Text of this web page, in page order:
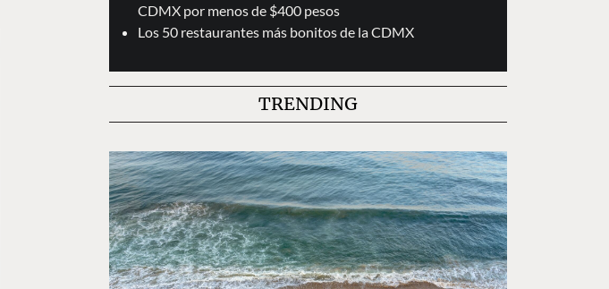
CDMX por menos de $400 pesos
Los 50 restaurantes más bonitos de la CDMX
TRENDING